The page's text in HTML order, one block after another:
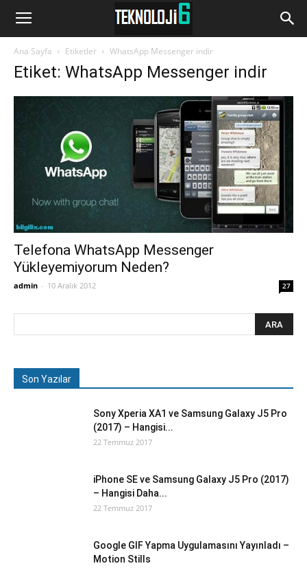
www.Teknoloji6.com
Ana Sayfa Etiketler WhatsApp Messenger indir
Etiket: WhatsApp Messenger indir
Telefona WhatsApp Messenger
Yükleyemiyorum Neden?
admin - 10 Aralık 2012 27
Son Yazılar
Sony Xperia XA1 ve Samsung Galaxy J5 Pro
(2017) – Hangisi...
22 Temmuz 2017
iPhone SE ve Samsung Galaxy J5 Pro (2017)
– Hangisi Daha...
22 Temmuz 2017
Google GIF Yapma Uygulamasını Yayınladı –
Motion Stills